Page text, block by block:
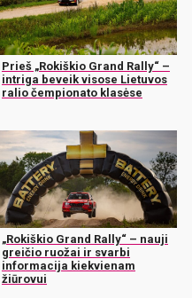
Prieš „Rokiškio Grand Rally“ –
intriga beveik visose Lietuvos
ralio čempionato klasėse
„Rokiškio Grand Rally“ – nauji
greičio ruožai ir svarbi
informacija kiekvienam
žiūrovui